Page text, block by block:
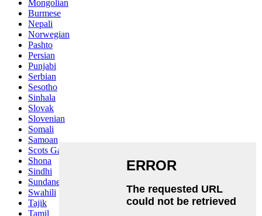
Mongolian
Burmese
Nepali
Norwegian
Pashto
Persian
Punjabi
Serbian
Sesotho
Sinhala
Slovak
Slovenian
Somali
Samoan
Scots Gaelic
Shona
Sindhi
Sundanese
Swahili
Tajik
Tamil